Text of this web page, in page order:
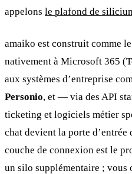
appelons le plafond de
amaiko est construit comme
nativement à Microsoft 365
aux systèmes d’entreprise
Personio, et — via des API
ticketing et logiciels métier
chat devient la porte d’entrée
couche de connexion est le
un silo supplémentaire ;